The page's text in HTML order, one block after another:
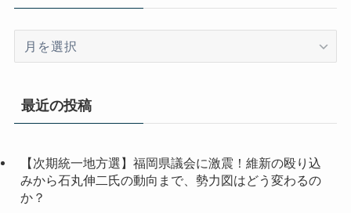
イ
最近の投稿
【次期統一地方選】福岡県議会に激震！維新の殴り込
みから石丸伸二氏の動向まで、勢力図はどう変わるの
か？